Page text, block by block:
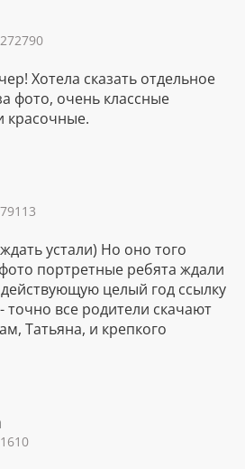
Хотела сказать отдельное
фото, очень классные
красочные.
устали) Но оно того
портретные ребята ждали
целый год ссылку
точно все родители скачают
Татьяна, и крепкого